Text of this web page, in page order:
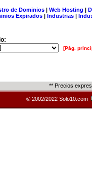
de Dominios| Web Hosting |
Expirados | Industrias |
[Pág.
** Precios
© 2002/2022 Solo10.com